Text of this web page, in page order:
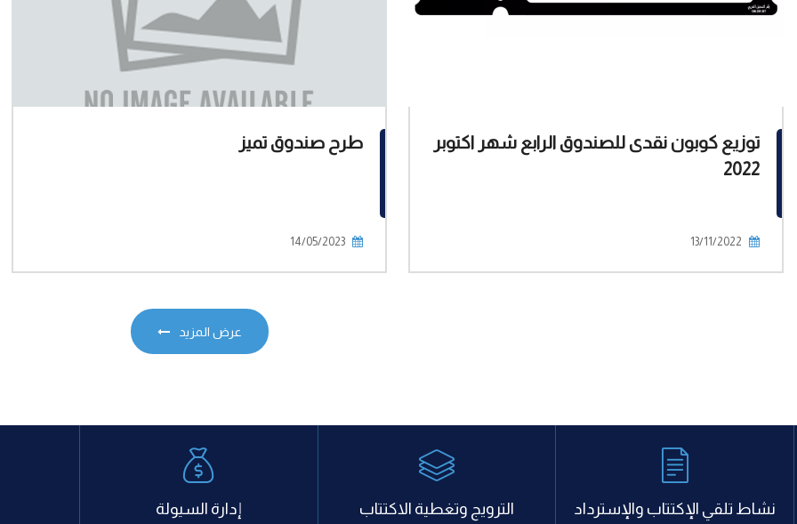
طرح صندوق تميز
14/05/2023
توزيع كوبون نقدى للصندوق الرابع شهر اكتوبر
2022
13/11/2022
عرض المزيد
إدارة السيولة الترويج وتغطية الاكتتاب نشاط تلقي الإكتتاب والإسترداد